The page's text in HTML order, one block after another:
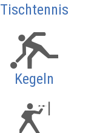
Tischtennis
Kegeln